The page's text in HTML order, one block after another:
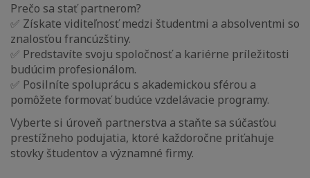
Prečo sa stať partnerom?
✅ Získate viditeľnosť medzi študentmi a absolventmi so
znalosťou francúzštiny.
✅ Predstavíte svoju spoločnosť a kariérne príležitosti
budúcim profesionálom.
✅ Posilníte spoluprácu s akademickou sférou a
pomôžete formovať budúce vzdelávacie programy.
Vyberte si úroveň partnerstva a staňte sa súčasťou
prestížneho podujatia, ktoré každoročne priťahuje
stovky študentov a významné firmy.